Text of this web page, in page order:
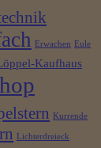
Erwachen Eule
Kaufhaus
Kurrende
Lichterdreieck